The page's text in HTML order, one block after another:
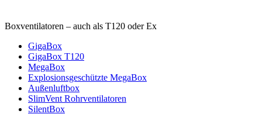
Boxventilatoren – auch als T120 oder Ex
GigaBox
GigaBox T120
MegaBox
Explosionsgeschützte MegaBox
Außenluftbox
SlimVent Rohrventilatoren
SilentBox